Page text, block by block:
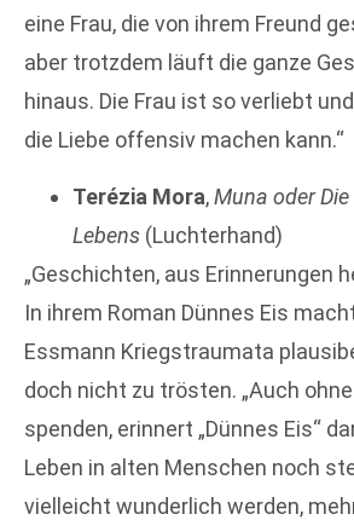
eine Frau, die von ihrem Freund
aber trotzdem läuft die ganze
hinaus. Die Frau ist so verliebt
die Liebe offensiv machen kann.“
Terézia Mora,Muna oder
Lebens (Luchterhand)
„Geschichten, aus Erinnerungen
In ihrem Roman Dünnes Eis
Essmann Kriegstraumata
doch nicht zu trösten. „Auch
spenden, erinnert „Dünnes Eis“
Leben in alten Menschen noch
vielleicht wunderlich werden,